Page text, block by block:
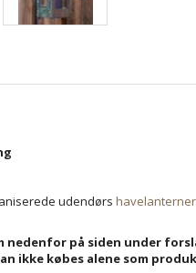
udendørs havelanterner
på siden under
ikke købes alene som